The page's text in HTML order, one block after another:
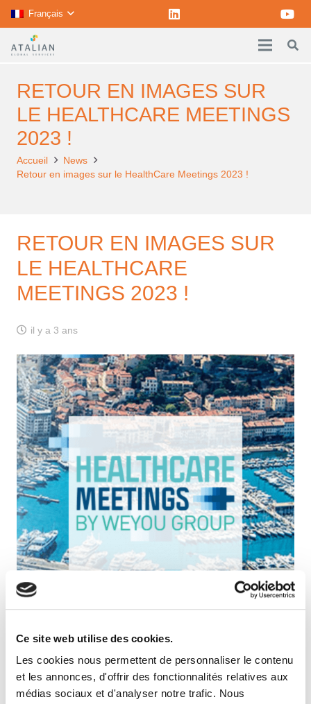
Ce site web utilise des cookies.
Les cookies nous permettent de personnaliser le contenu
et les annonces, d'offrir des fonctionnalités relatives aux
médias sociaux et d'analyser notre trafic. Nous
Français
RETOUR EN IMAGES SUR
LE HEALTHCARE MEETINGS
2023 !
Accueil
News
Retour en images sur le HealthCare Meetings 2023 !
RETOUR EN IMAGES SUR
LE HEALTHCARE
MEETINGS 2023 !
il y a 3 ans
ATALIAN était présent sur le salon Healthcare
Meetings
, au Palais des Festivals de Cannes, les 21,